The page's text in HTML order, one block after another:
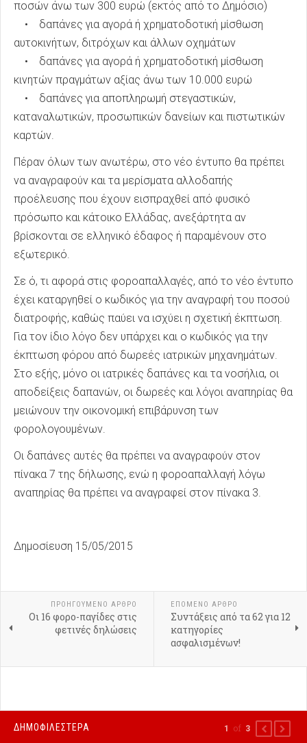
ποσών άνω των 300 ευρώ (εκτός από το Δημόσιο)
• δαπάνες για αγορά ή χρηματοδοτική μίσθωση
αυτοκινήτων, διτρόχων και άλλων οχημάτων
• δαπάνες για αγορά ή χρηματοδοτική μίσθωση
κινητών πραγμάτων αξίας άνω των 10.000 ευρώ
• δαπάνες για αποπληρωμή στεγαστικών,
καταναλωτικών, προσωπικών δανείων και πιστωτικών
καρτών.
Πέραν όλων των ανωτέρω, στο νέο έντυπο θα πρέπει
να αναγραφούν και τα μερίσματα αλλοδαπής
προέλευσης που έχουν εισπραχθεί από φυσικό
πρόσωπο και κάτοικο Ελλάδας, ανεξάρτητα αν
βρίσκονται σε ελληνικό έδαφος ή παραμένουν στο
εξωτερικό.
Σε ό, τι αφορά στις φοροαπαλλαγές, από το νέο έντυπο
έχει καταργηθεί ο κωδικός για την αναγραφή του ποσού
διατροφής, καθώς παύει να ισχύει η σχετική έκπτωση.
Για τον ίδιο λόγο δεν υπάρχει και ο κωδικός για την
έκπτωση φόρου από δωρεές ιατρικών μηχανημάτων.
Στο εξής, μόνο οι ιατρικές δαπάνες και τα νοσήλια, οι
αποδείξεις δαπανών, οι δωρεές και λόγοι αναπηρίας θα
μειώνουν την οικονομική επιβάρυνση των
φορολογουμένων.
Οι δαπάνες αυτές θα πρέπει να αναγραφούν στον
πίνακα 7 της δήλωσης, ενώ η φοροαπαλλαγή λόγω
αναπηρίας θα πρέπει να αναγραφεί στον πίνακα 3.
Δημοσίευση 15/05/2015
ΠΡΟΗΓΟΎΜΕΝΟ ΑΡΘΡΟ
Οι 16 φορο-παγίδες στις
φετινές δηλώσεις
ΕΠΟΜΕΝΟ ΑΡΘΡΟ
Συντάξεις από τα 62 για 12
κατηγορίες
ασφαλισμένων!
ΔΗΜΟΦΙΛΕΣΤΕΡΑ 1 of 3 PREVIOUS
NEXT